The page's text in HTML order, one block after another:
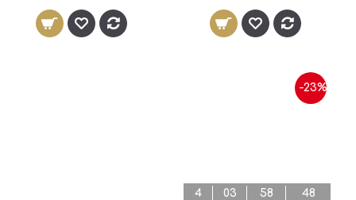
-23%
4 03 58 47